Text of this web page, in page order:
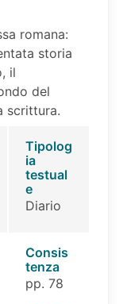
romana:
storia
il
del
scrittura.
Tipolog
ia
testual
e
Diario
Consis
tenza
pp. 78